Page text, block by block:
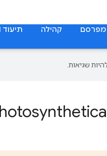
מפרסם קהילה תיעוד API